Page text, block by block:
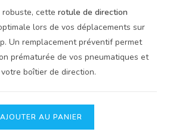
robuste, cetterotule de direction
lors de vos déplacements sur
Un remplacement préventif permet
prématurée de vos pneumatiques et
boîtier de direction.
AJOUTER AU PANIER